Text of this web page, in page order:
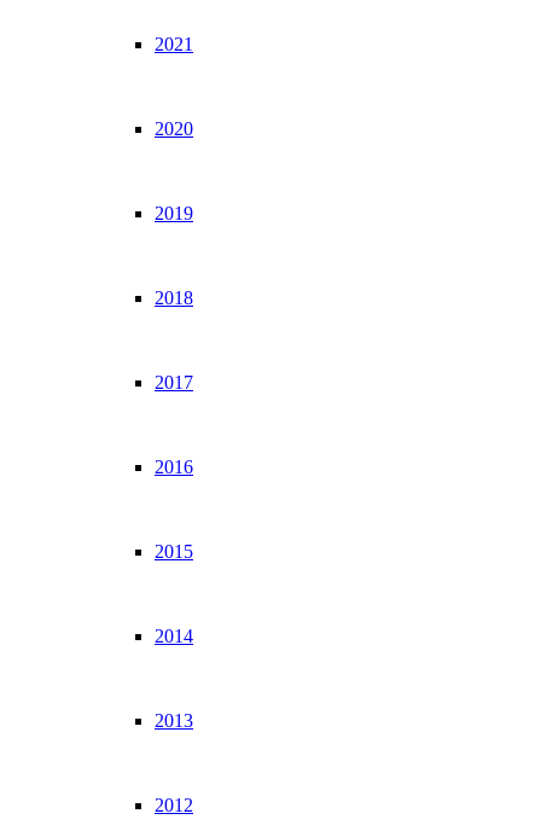
2021
2020
2019
2018
2017
2016
2015
2014
2013
2012